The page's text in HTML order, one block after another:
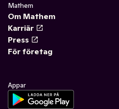
Mathem
Om Mathem
Karriär
Press
För företag
Appar